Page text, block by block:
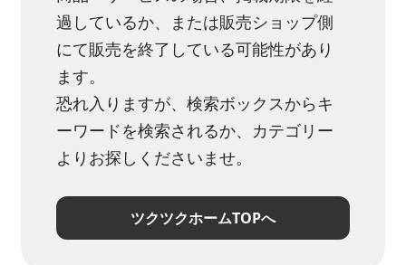
過しているか、または販売ショップ側
にて販売を終了している可能性があり
ます。
恐れ入りますが、検索ボックスからキ
ーワードを検索されるか、カテゴリー
よりお探しくださいませ。
ツクツクホームTOPへ